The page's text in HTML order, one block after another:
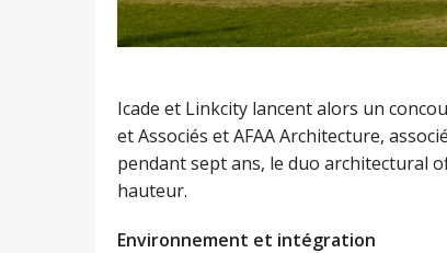
Icade et Linkcity lancent alors un
et Associés et AFAA Architecture,
pendant sept ans, le duo architectural
hauteur.
Environnement et intégration